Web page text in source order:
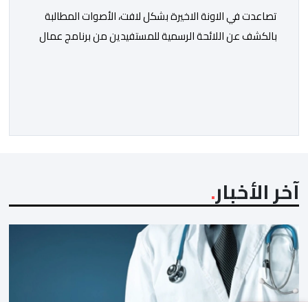
تصاعدت في الاونة الاخيرة بشكل لافت، الأصوات المطالبة
بالكشف عن اللائحة الرسمية للمستفيدين من برنامج عمال
بن طوطو، ثم شخص اخر […]
آخر الأخبار